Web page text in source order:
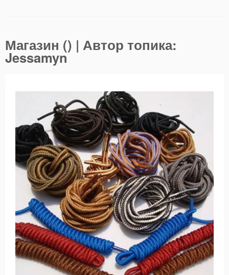
Магазин () | Автор топика:
Jessamyn